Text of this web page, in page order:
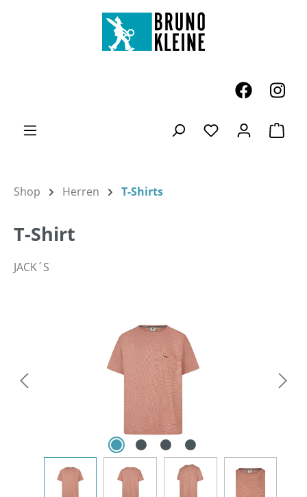
Zum Hauptinhalt springen
Du hast 0
Shop Herren T-Shirts
T-Shirt
JACK´S